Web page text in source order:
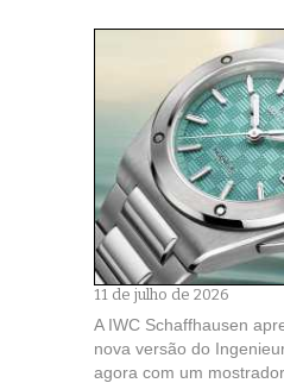
11 de julho de 2026
A IWC Schaffhausen
nova versão do
agora com um